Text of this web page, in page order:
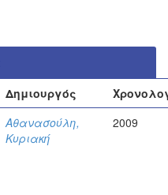
Δημιουργός
Αθανασούλη,
Κυριακή
2009